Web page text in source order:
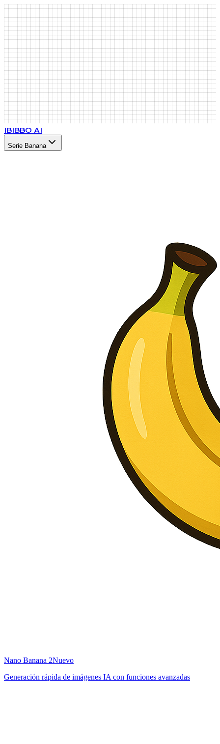
IBIBBO AI
Serie Banana
Nano Banana 2Nuevo
Generación rápida de imágenes IA con funciones avanzadas